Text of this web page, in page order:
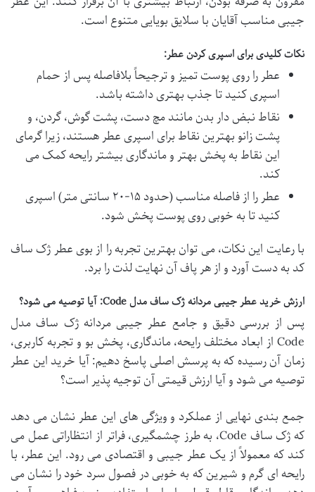
جیبی مناسب آقایان با سلایق بویایی متنوع است.
نکات کلیدی برای اسپری کردن عطر:
عطر را روی پوست تمیز و ترجیحاً بلافاصله پس از حمام
اسپری کنید تا جذب بهتری داشته باشد.
نقاط نبض دار بدن مانند مچ دست، پشت گوش، گردن، و
پشت زانو بهترین نقاط برای اسپری عطر هستند، زیرا گرمای
این نقاط به پخش بهتر و ماندگاری بیشتر رایحه کمک می
کند.
عطر را از فاصله مناسب (حدود ۱۵-۲۰ سانتی متر) اسپری
کنید تا به خوبی روی پوست پخش شود.
با رعایت این نکات، می توان بهترین تجربه را از بوی عطر ژک ساف
کد به دست آورد و از هر پاف آن نهایت لذت را برد.
ارزش خرید عطر جیبی مردانه ژک ساف مدل Code: آیا توصیه می شود؟
پس از بررسی دقیق و جامع عطر جیبی مردانه ژک ساف مدل
Code از ابعاد مختلف رایحه، ماندگاری، پخش بو و تجربه کاربری،
زمان آن رسیده که به پرسش اصلی پاسخ دهیم: آیا خرید این عطر
توصیه می شود و آیا ارزش قیمتی آن توجیه پذیر است؟
جمع بندی نهایی از عملکرد و ویژگی های این عطر نشان می دهد
که ژک ساف Code، به طرز چشمگیری، فراتر از انتظاراتی عمل می
کند که معمولاً از یک عطر جیبی و اقتصادی می رود. این عطر، با
رایحه ای گرم و شیرین که به خوبی در فصول سرد خود را نشان می